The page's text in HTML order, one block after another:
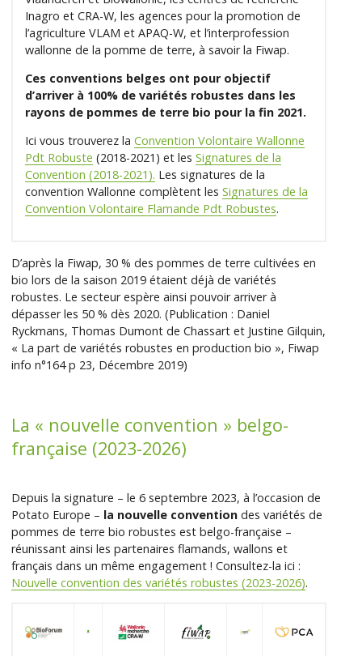
Inagro et CRA-W, les agences pour la promotion de
l’agriculture VLAM et APAQ-W, et l’interprofession
wallonne de la pomme de terre, à savoir la Fiwap.
Ces conventions belges ont pour objectif
d’arriver à 100% de variétés robustes dans les
rayons de pommes de terre bio pour la fin 2021.
Ici vous trouverez la Convention Volontaire Wallonne
Pdt Robuste (2018-2021) et les Signatures de la
Convention (2018-2021). Les signatures de la
convention Wallonne complètent les Signatures de la
Convention Volontaire Flamande Pdt Robustes.
D’après la Fiwap, 30 % des pommes de terre cultivées en
bio lors de la saison 2019 étaient déjà de variétés
robustes. Le secteur espère ainsi pouvoir arriver à
dépasser les 50 % dès 2020. (Publication : Daniel
Ryckmans, Thomas Dumont de Chassart et Justine Gilquin,
« La part de variétés robustes en production bio », Fiwap
info n°164 p 23, Décembre 2019)
La « nouvelle convention » belgo-
française (2023-2026)
Depuis la signature – le 6 septembre 2023, à l’occasion de
Potato Europe – la nouvelle convention des variétés de
pommes de terre bio robustes est belgo-française –
réunissant ainsi les partenaires flamands, wallons et
français dans un même engagement ! Consultez-la ici :
Nouvelle convention des variétés robustes (2023-2026).